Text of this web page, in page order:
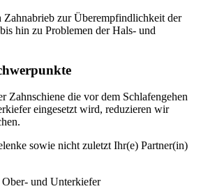
Zahnabrieb zur Überempfindlichkeit der
hin zu Problemen der Hals- und
Zahnschiene die vor dem Schlafengehen
eingesetzt wird, reduzieren wir
sowie nicht zuletzt Ihr(e) Partner(in)
und Unterkiefer